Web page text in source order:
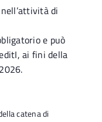
di
e può
ai fini della
catena di